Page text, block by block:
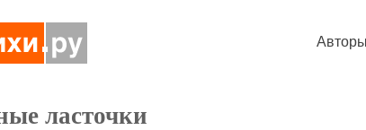
Авторы
ласточки